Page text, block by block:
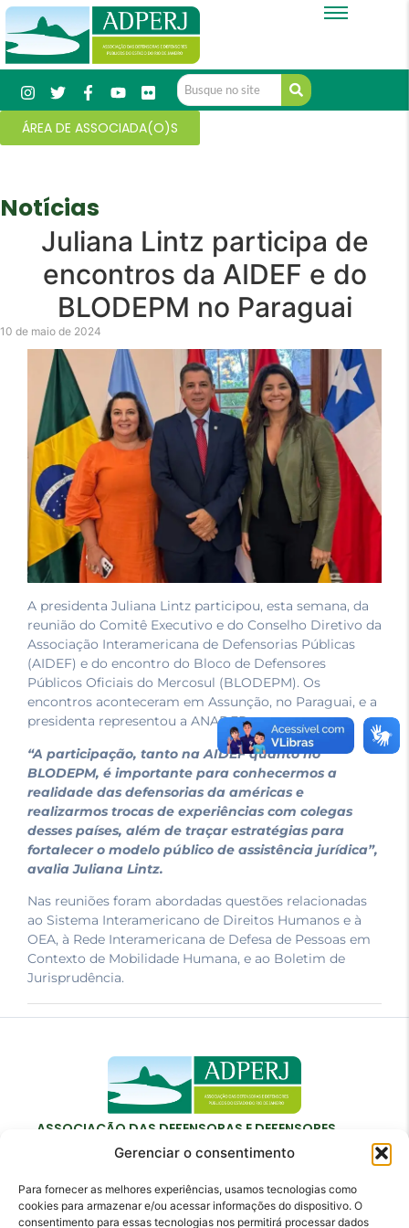
Gerenciar o consentimento
Para fornecer as melhores experiências, usamos tecnologias como
cookies para armazenar e/ou acessar informações do dispositivo. O
consentimento para essas tecnologias nos permitirá processar dados
ÁREA DE ASSOCIADA(O)S
Notícias
Juliana Lintz participa de
encontros da AIDEF e do
BLODEPM no Paraguai
10 de maio de 2024
A presidenta Juliana Lintz participou, esta semana, da
reunião do Comitê Executivo e do Conselho Diretivo da
Associação Interamericana de Defensorias Públicas
(AIDEF) e do encontro do Bloco de Defensores
Públicos Oficiais do Mercosul (BLODEPM). Os
encontros aconteceram em Assunção, no Paraguai, e a
presidenta representou a ANADEP.
“A participação, tanto na AIDEF quanto no
BLODEPM, é importante para conhecermos a
realidade das defensorias da américas e
realizarmos trocas de experiências com colegas
desses países, além de traçar estratégias para
fortalecer o modelo público de assistência jurídica”,
avalia Juliana Lintz.
Nas reuniões foram abordadas questões relacionadas
ao Sistema Interamericano de Direitos Humanos e à
OEA, à Rede Interamericana de Defesa de Pessoas em
Contexto de Mobilidade Humana, e ao Boletim de
Jurisprudência.
ASSOCIAÇÃO DAS DEFENSORAS E DEFENSORES
PÚBLICOS DO ESTADO DO RIO DE JANEIRO